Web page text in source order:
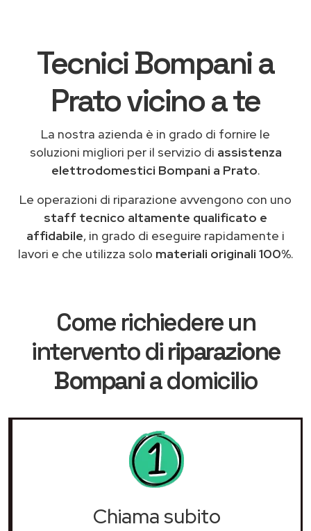
Tecnici Bompani a
Prato vicino a te
La nostra azienda è in grado di fornire le
soluzioni migliori per il servizio di assistenza
elettrodomestici Bompani a Prato.
Le operazioni di riparazione avvengono con uno
staff tecnico altamente qualificato e
affidabile, in grado di eseguire rapidamente i
lavori e che utilizza solo materiali originali 100%.
Come richiedere un
intervento diriparazione
Bompania domicilio
Chiama subito